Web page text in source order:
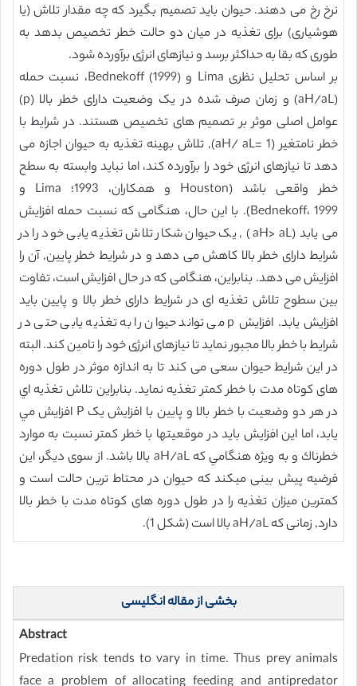
نرخ رخ می دهند. حیوان باید تصمیم بگیرد که چه مقدار تلاش (یا
هوشیاری) برای تغذیه در میان دو حالت خطر تخصیص بدهد به
طوری که بقا به حداکثر برسد و نیازهای انرژی برآورده شود.
بر اساس تحلیل نظری Lima و Bednekoff (1999)، نسبت حمله
(aH/aL) و زمان صرف شده در یک وضعیت دارای خطر بالا (p)
عوامل اصلی موثر بر تصمیم های تخصیص هستند. در شرایط با
خطر نامتغیر (aH/ aL= 1), تلاش بهینه تغذیه به حیوان اجازه می
دهد تا نیازهای انرژی خود را برآورده کند، اما نباید وابسته به سطح
خطر واقعی باشد (Houston و همکاران، 1993؛ Lima و
Bednekoff، 1999). با این حال، هنگامی که نسبت حمله افزایش
می یابد (aH> aL) , یک حیوان شکار تلاش تغذیه یابی خود را در
شرایط دارای خطر بالا کاهش می دهد و در شرایط خطر پایین, آن را
افزایش می دهد. بنابراین، هنگامی که در حال افزایش است، تفاوت
بین سطوح تلاش تغذیه ای در شرایط دارای خطر بالا و پایین باید
افزایش یابد. افزایش p می تواند حیوان را به تغذیه یابی حتی در
شرایط با خطر بالا مجبور نماید تا نیازهای انرژی خود را تامین کند. البته
در این شرایط حیوان سعی می کند تا به اندازه موثر در طول دوره
های کوتاه مدت با خطر کمتر تغذیه نماید. بنابراين تلاش تغذيه اي
در هر دو وضعيت با خطر بالا و پايين با افزايش یک P افزايش مي
يابد، اما این افزایش بايد در موقعيتها با خطر كمتر نسبت به موارد
خطرناك و به ويژه هنگامي که aH/aL بالا باشد. از سوی دیگر، این
فرضیه پیش بینی میکند که حیوان در محتاط ترین حالت است و
کمترین میزان تغذیه را در طول دوره های کوتاه مدت با خطر بالا
دارد, زمانی که aH/aL بالا است (شکل 1).
بخشی از مقاله انگلیسی
Abstract
Predation risk tends to vary in time. Thus prey animals
face a problem of allocating feeding and antipredator